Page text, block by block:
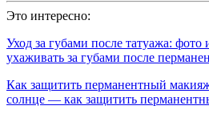
Это интересно:
Уход за губами после татуажа:
ухаживать за губами после
Как защитить перманентный
солнце — как защитить